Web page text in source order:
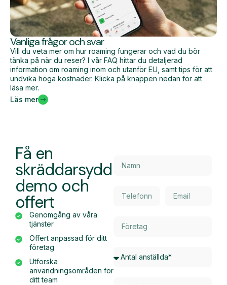
Vanliga frågor och svar
Vill du veta mer om hur roaming fungerar och vad du bör
tänka på när du reser? I vår FAQ hittar du detaljerad
information om roaming inom och utanför EU, samt tips för att
undvika höga kostnader. Klicka på knappen nedan för att
läsa mer.
Läs mer
Få en
skräddarsydd
demo och
offert
Genomgång av våra
tjänster
Offert anpassad för ditt
företag
Utforska
användningsområden för
ditt team